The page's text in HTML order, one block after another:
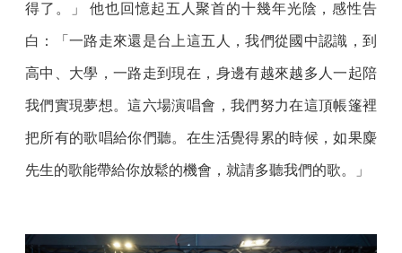
得了。」 他也回憶起五人聚首的十幾年光陰，感性告
白：「一路走來還是台上這五人，我們從國中認識，到
高中、大學，一路走到現在，身邊有越來越多人一起陪
我們實現夢想。這六場演唱會，我們努力在這頂帳篷裡
把所有的歌唱給你們聽。在生活覺得累的時候，如果麋
先生的歌能帶給你放鬆的機會，就請多聽我們的歌。」